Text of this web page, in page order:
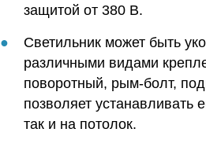
защитой от 380 В.
Светильник может быть
различными видами
поворотный, рым-болт,
позволяет устанавливать
так и на потолок.